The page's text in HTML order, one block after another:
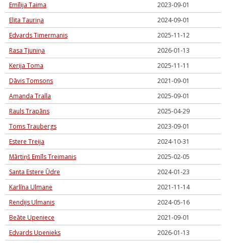
Emīlija Taima
2023-09-01
Elita Tauriņa
2024-09-01
Edvards Timermanis
2025-11-12
Rasa Tjuniņa
2026-01-13
Kerija Toma
2025-11-11
Dāvis Tomsons
2021-09-01
Amanda Tralla
2025-09-01
Rauls Trapāns
2025-04-29
Toms Traubergs
2023-09-01
Estere Treija
2024-10-31
Mārtiņš Emīls Treimanis
2025-02-05
Santa Estere Ūdre
2024-01-23
Karlīna Ulmane
2021-11-14
Rendijs Ulmanis
2024-05-16
Beāte Upeniece
2021-09-01
Edvards Upenieks
2026-01-13